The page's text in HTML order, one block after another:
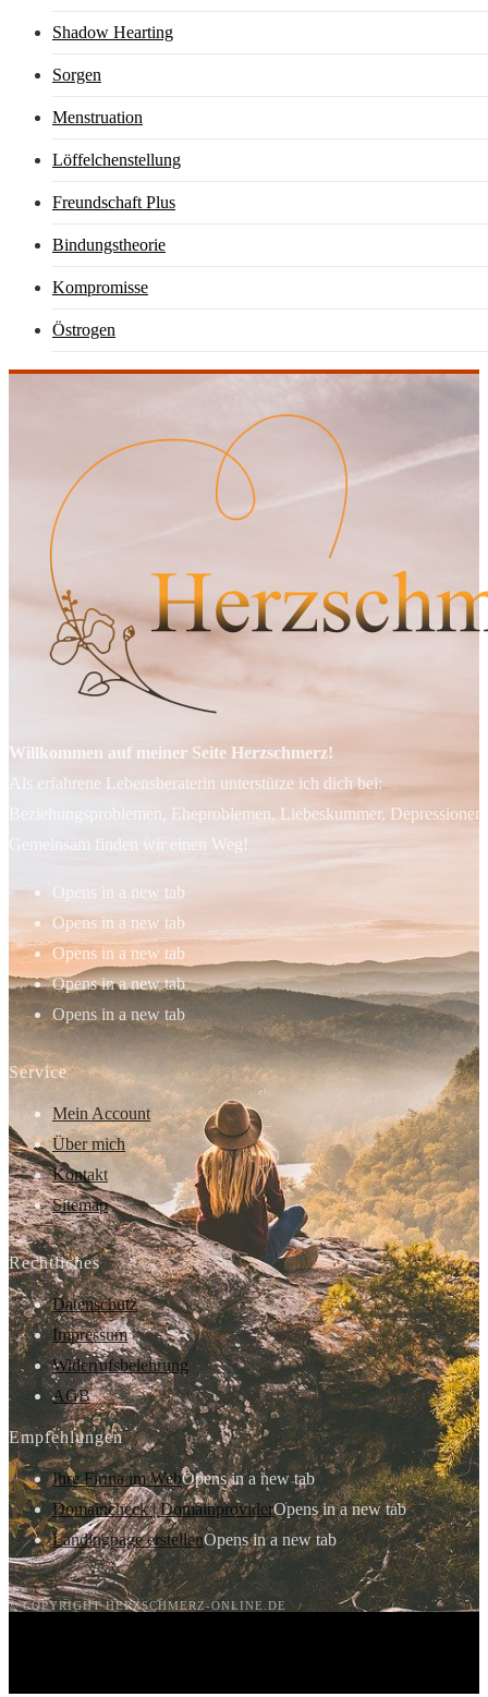
Shadow Hearting
Sorgen
Menstruation
Löffelchenstellung
Freundschaft Plus
Bindungstheorie
Kompromisse
Östrogen
Willkommen auf meiner Seite Herzschmerz!
Als erfahrene Lebensberaterin unterstütze ich dich bei:
Beziehungsproblemen, Eheproblemen, Liebeskummer,
Gemeinsam finden wir einen Weg!
Opens in a new tab
Opens in a new tab
Opens in a new tab
Opens in a new tab
Opens in a new tab
Service
Mein Account
Über mich
Kontakt
Sitemap
Rechtliches
Datenschutz
Impressum
Widerrufsbelehrung
AGB
Empfehlungen
Ihre Firma im WebOpens in a new tab
Domaincheck | DomainproviderOpens in a new tab
Landingpage erstellenOpens in a new tab
© COPYRIGHT HERZSCHMERZ-ONLINE.DE